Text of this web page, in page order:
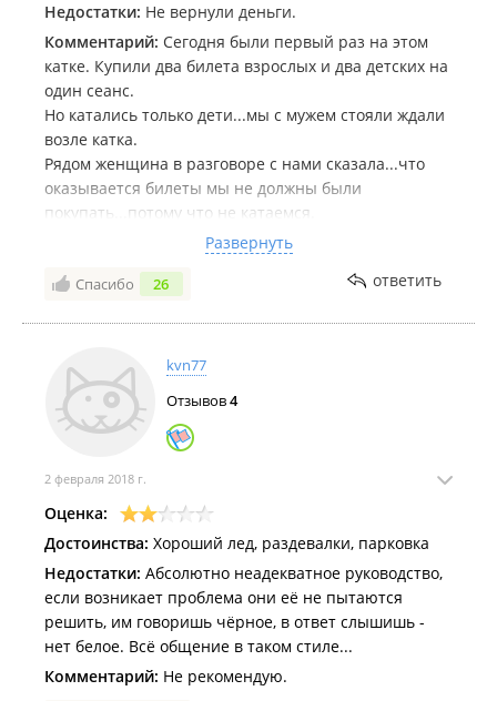
Недостатки: Не вернули деньги.
Комментарий: Сегодня были первый раз на этом
катке. Купили два билета взрослых и два детских на
один сеанс.
Но катались только дети...мы с мужем стояли ждали
возле катка.
Рядом женщина в разговоре с нами сказала...что
оказывается билеты мы не должны были
покупать...потому что не катаемся.
Пошла к администратору...объяснила ей нашу
ситуацию...что первый раз и не знали всех правил
катка и по ошибки купили два лишних билета для
На что женщина с улыбкой обвинила в этом нас
самих..." Что же вы сами не спросили когда
покупали...что же раньше не пришли с этой
проблемой к нам...а сейчас сеанс уже
заканчивается и деньги вам вернуть уже не можем
ни как."
И контролёр мужчина видел нас что мы не
катались...но билеты взял и не чего не сказал.
Развернуть
Спасибо 26 ответить
kvn77
Отзывов4
2 февраля 2018 г.
Оценка:
Достоинства: Хороший лед, раздевалки, парковка
Недостатки: Абсолютно неадекватное руководство,
если возникает проблема они её не пытаются
решить, им говоришь чёрное, в ответ слышишь -
нет белое. Всё общение в таком стиле...
Комментарий: Не рекомендую.